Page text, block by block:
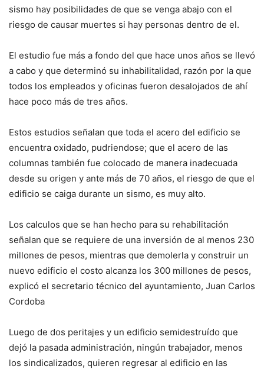
sismo hay posibilidades de que se venga abajo con el
riesgo de causar muertes si hay personas dentro de el.
El estudio fue más a fondo del que hace unos años se llevó
a cabo y que determinó su inhabilitalidad, razón por la que
todos los empleados y oficinas fueron desalojados de ahí
hace poco más de tres años.
Estos estudios señalan que toda el acero del edificio se
encuentra oxidado, pudriendose; que el acero de las
columnas también fue colocado de manera inadecuada
desde su origen y ante más de 70 años, el riesgo de que el
edificio se caiga durante un sismo, es muy alto.
Los calculos que se han hecho para su rehabilitación
señalan que se requiere de una inversión de al menos 230
millones de pesos, mientras que demolerla y construir un
nuevo edificio el costo alcanza los 300 millones de pesos,
explicó el secretario técnico del ayuntamiento, Juan Carlos
Cordoba
Luego de dos peritajes y un edificio semidestruído que
dejó la pasada administración, ningún trabajador, menos
los sindicalizados, quieren regresar al edificio en las